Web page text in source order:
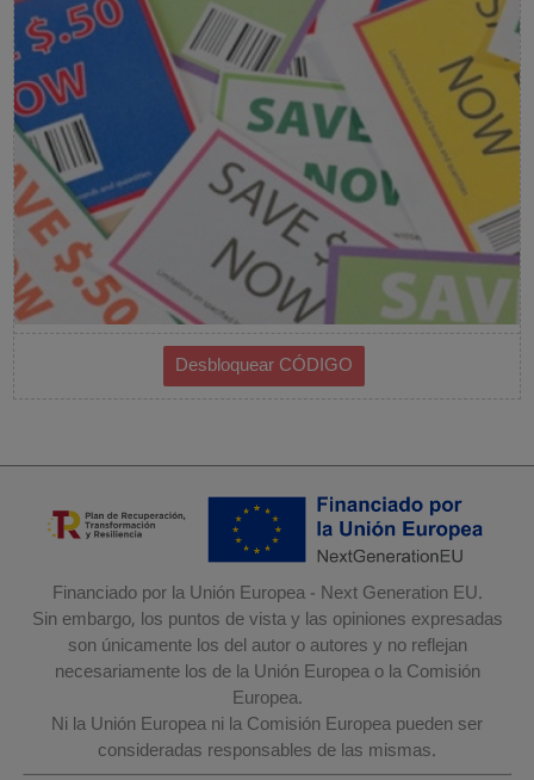
Financiado por la Unión Europea - Next Generation EU.
Sin embargo, los puntos de vista y las opiniones expresadas
son únicamente los del autor o autores y no reflejan
necesariamente los de la Unión Europea o la Comisión
Europea.
Ni la Unión Europea ni la Comisión Europea pueden ser
consideradas responsables de las mismas.